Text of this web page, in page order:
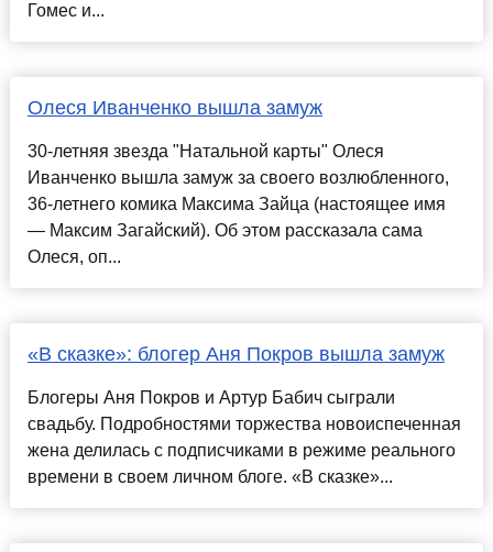
Гомес и...
Олеся Иванченко вышла замуж
30-летняя звезда "Натальной карты" Олеся
Иванченко вышла замуж за своего возлюбленного,
36-летнего комика Максима Зайца (настоящее имя
— Максим Загайский). Об этом рассказала сама
Олеся, оп...
«В сказке»: блогер Аня Покров вышла замуж
Блогеры Аня Покров и Артур Бабич сыграли
свадьбу. Подробностями торжества новоиспеченная
жена делилась с подписчиками в режиме реального
времени в своем личном блоге. «В сказке»...